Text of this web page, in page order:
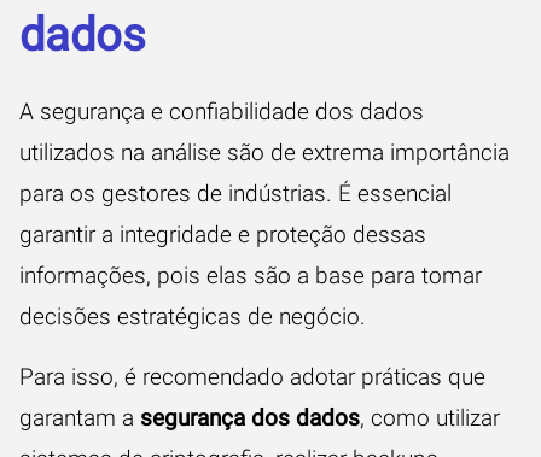
dados
A segurança e confiabilidade dos dados
utilizados na análise são de extrema importância
para os gestores de indústrias. É essencial
garantir a integridade e proteção dessas
informações, pois elas são a base para tomar
decisões estratégicas de negócio.
Para isso, é recomendado adotar práticas que
garantam a segurança dos dados, como utilizar